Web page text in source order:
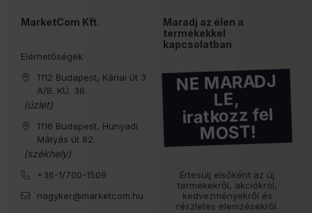
MarketCom Kft.
Elérhetőségek
1112 Budapest, Kánai út 3
A/B. KÜ. 36.
(üzlet)
1116 Budapest, Hunyadi
Mátyás út 82.
(székhely)
+36-1/700-1509
nagyker@marketcom.hu
Maradj az élen a
termékekkel
kapcsolatban
NE MARADJ
LE,
iratkozz fel
MOST!
Értesülj elsőként az új
termékekről, akciókról,
kedvezményekről és
részletes elemzésekről.